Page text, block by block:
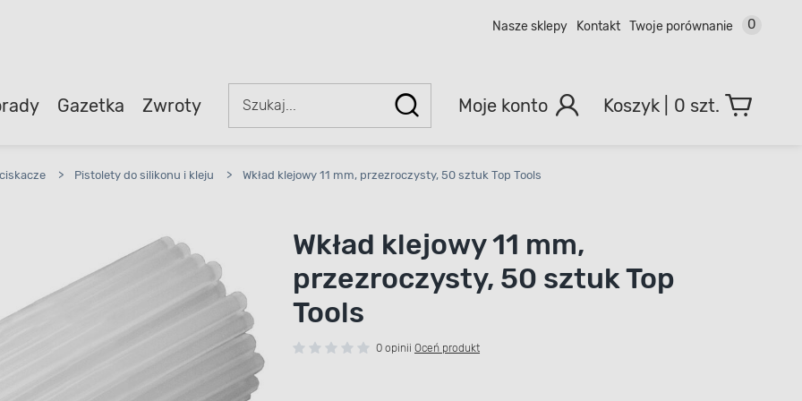
Nasze sklepy Kontakt Twoje porównanie 0
Gazetka Zwroty Moje konto 0 szt.
> Pistolety do silikonu i kleju > Wkład klejowy 11 mm, przezroczysty, 50 sztuk Top Tools
Wkład klejowy 11 mm,
przezroczysty, 50 sztuk Top
Tools
0 opinii Oceń produkt